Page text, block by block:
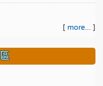
[ more... ]